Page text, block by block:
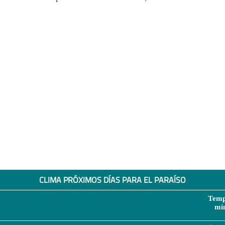
CLIMA PRÓXIMOS DÍAS PARA EL PARAÍSO